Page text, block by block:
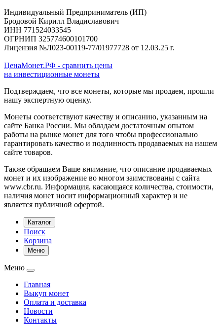
Индивидуальный Предприниматель (ИП)
Бродовой Кирилл Владиславович
ИНН 771524033545
ОГРНИП 325774600101700
Лицензия №Л023-00119-77/01977728 от 12.03.25 г.
ЦенаМонет.РФ - сравнить цены
на инвестиционные монеты
Подтверждаем, что все монеты, которые мы продаем, прошли
нашу экспертную оценку.
Монеты соответствуют качеству и описанию, указанным на
сайте Банка России. Мы обладаем достаточным опытом
работы на рынке монет для того чтобы профессионально
гарантировать качество и подлинность продаваемых на нашем
сайте товаров.
Также обращаем Ваше внимание, что описание продаваемых
монет и их изображение во многом заимствованы с сайта
www.cbr.ru. Информация, касающаяся количества, стоимости,
наличия монет носит информационный характер и не
является публичной офертой.
Каталог
Поиск
Корзина
Меню
Меню
Главная
Выкуп монет
Оплата и доставка
Новости
Контакты